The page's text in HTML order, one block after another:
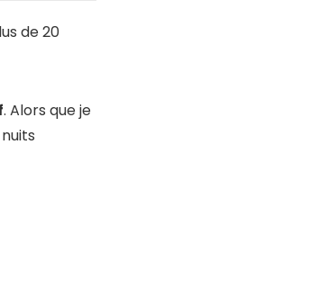
de 20
. Alors que je